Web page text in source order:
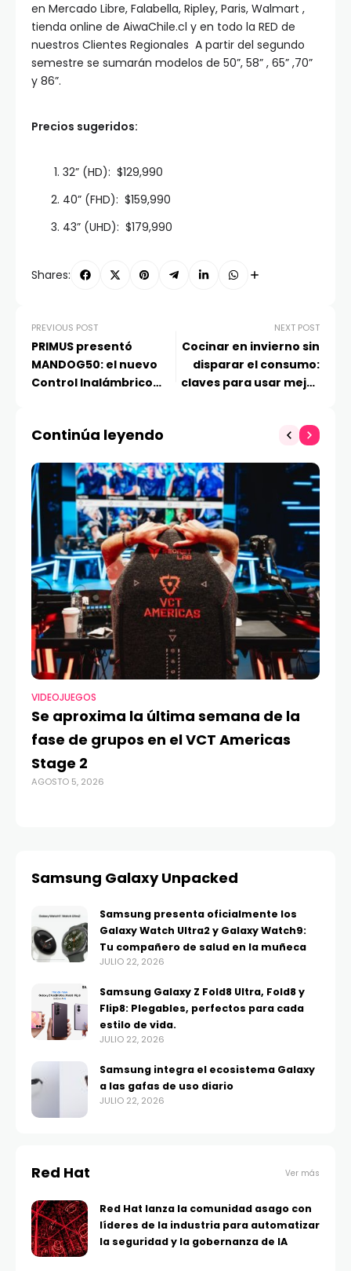
en Mercado Libre, Falabella, Ripley, Paris, Walmart ,
tienda online de AiwaChile.cl y en todo la RED de
nuestros Clientes Regionales A partir del segundo
semestre se sumarán modelos de 50”, 58” , 65” ,70”
y 86”.
Precios sugeridos:
32” (HD): $129,990
40” (FHD): $159,990
43” (UHD): $179,990
Shares:
PREVIOUS POST
PRIMUS presentó
MANDOG50: el nuevo
Control Inalámbrico
NEXT POST
Cocinar en invierno sin
disparar el consumo:
claves para usar mejor
Continúa leyendo
VIDEOJUEGOS
Se aproxima la última semana de la
fase de grupos en el VCT Americas
Stage 2
AGOSTO 5, 2026
Samsung Galaxy Unpacked
Samsung presenta oficialmente los
Galaxy Watch Ultra2 y Galaxy Watch9:
Tu compañero de salud en la muñeca
JULIO 22, 2026
Samsung Galaxy Z Fold8 Ultra, Fold8 y
Flip8: Plegables, perfectos para cada
estilo de vida.
JULIO 22, 2026
Samsung integra el ecosistema Galaxy
a las gafas de uso diario
JULIO 22, 2026
Red Hat Ver más
Red Hat lanza la comunidad asago con
líderes de la industria para automatizar
la seguridad y la gobernanza de IA